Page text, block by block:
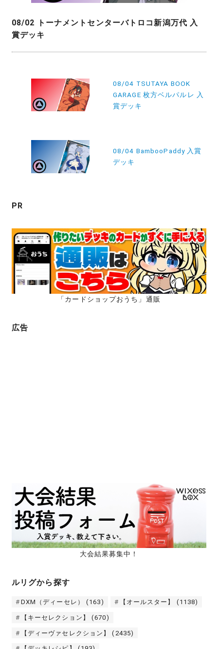
08/02 トーナメントセンターバトロコ新潟万代 入
賞デッキ
ン
08/04 TSUTAYA BOOK
GARAGE 枚方ベルパルレ 入
賞デッキ
08/04 BambooPaddy 入賞
デッキ
PR
「カードショップおうち」通販
広告
大会結果募集中！
ルリグから探す
DXM（ディーセレ） (163) 【オールスター】 (1138)
【キーセレクション】 (670)
【ディーヴァセレクション】 (2435)